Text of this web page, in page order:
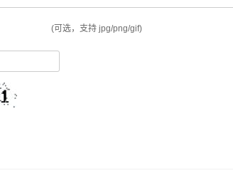
(可选，支持 jpg/png/gif)